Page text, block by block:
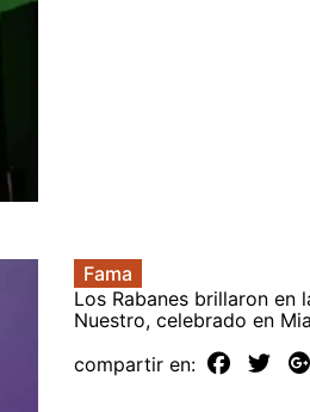
Fama
Los Rabanes brillaron en
Nuestro, celebrado en
compartir en: